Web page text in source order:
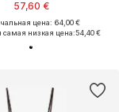
57,60 €
цена: 64,00 €
самая низкая цена:54,40 €